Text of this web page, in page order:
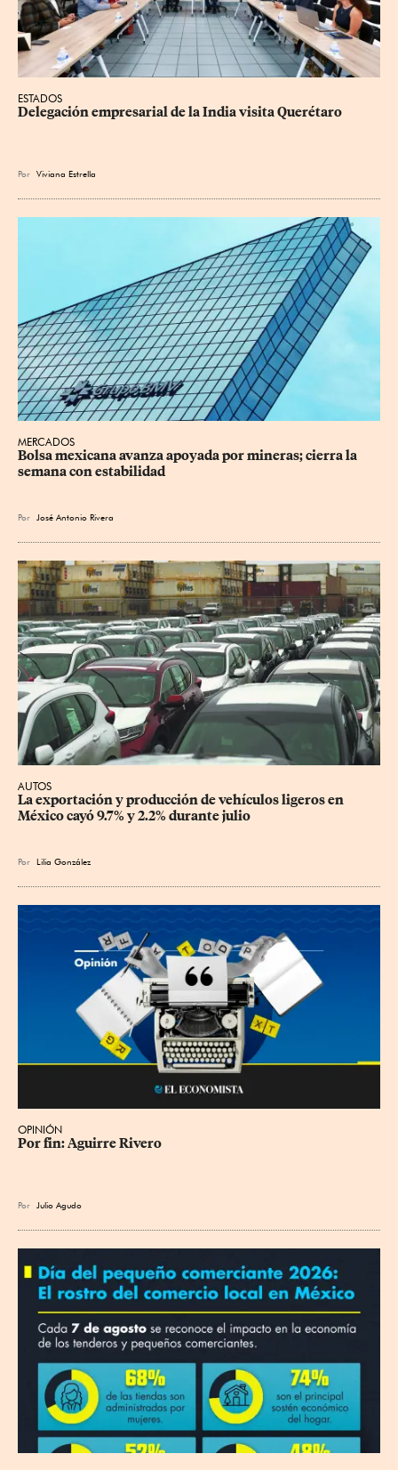
ESTADOS
Delegación empresarial de la India visita Querétaro
Por Viviana Estrella
MERCADOS
Bolsa mexicana avanza apoyada por mineras; cierra la
semana con estabilidad
Por José Antonio Rivera
AUTOS
La exportación y producción de vehículos ligeros en
México cayó 9.7% y 2.2% durante julio
Por Lilia González
OPINIÓN
Por fin: Aguirre Rivero
Por Julio Agudo